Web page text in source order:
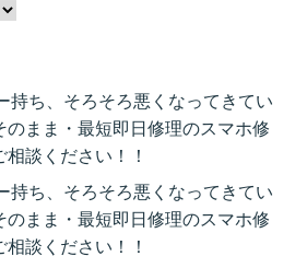
持ち、そろそろ悪くなってきてい
のまま・最短即日修理のスマホ修
談ください！！
持ち、そろそろ悪くなってきてい
のまま・最短即日修理のスマホ修
談ください！！